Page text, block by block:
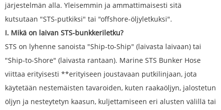
järjestelmän alla. Yleisemmin ja ammattimaisesti sitä
kutsutaan "STS-putkiksi" tai "offshore-öljyletkuksi".
I. Mikä on laivan STS-bunkkeriletku?
STS on lyhenne sanoista "Ship-to-Ship" (laivasta laivaan) tai
"Ship-to-Shore" (laivasta rantaan). Marine STS Bunker Hose
viittaa erityisesti **erityiseen joustavaan putkilinjaan, jota
käytetään nestemäisten tavaroiden, kuten raakaöljyn, jalostetun
öljyn ja nesteytetyn kaasun, kuljettamiseen eri alusten välillä tai